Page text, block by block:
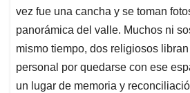
vez fue una cancha y se toman
panorámica del valle. Muchos ni
mismo tiempo, dos religiosos
personal por quedarse con ese
un lugar de memoria y